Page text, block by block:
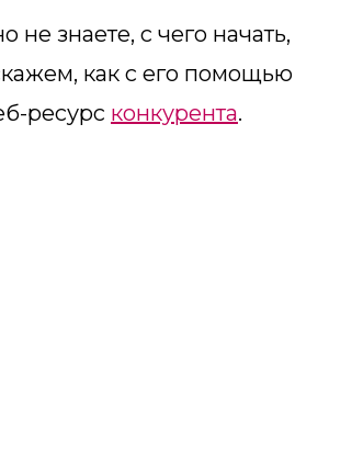
не знаете, с чего начать,
как с его помощью
ресурс конкурента.